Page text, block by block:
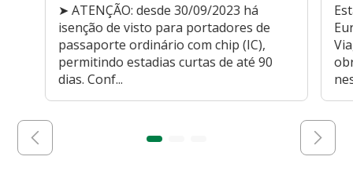
➤ ATENÇÃO: desde 30/09/2023 há
isenção de visto para portadores de
passaporte ordinário com chip (IC),
permitindo estadias curtas de até 90
dias. Conf...